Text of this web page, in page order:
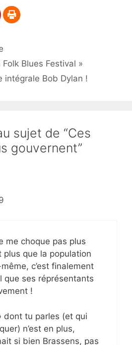
Blues Festival »
intégrale Bob Dylan !
sujet de “Ces
gouvernent”
me choque pas plus
plus que la population
c’est finalement
que ses réprésentants
!
dont tu parles (et qui
n’est en plus,
si bien Brassens, pas